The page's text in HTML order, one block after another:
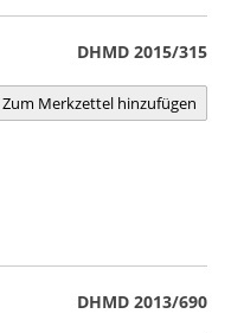
DHMD 2015/315
Zum Merkzettel hinzufügen
DHMD 2013/690